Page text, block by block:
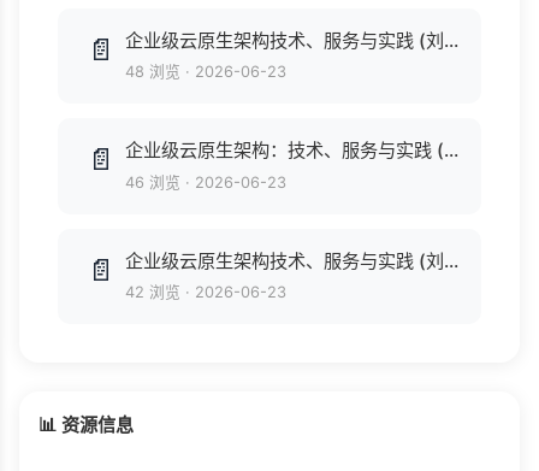
📄 企业级云原生架构技术、服务与实践 (刘景应(四牛)) .epub
48 浏览 · 2026-06-23
📄 企业级云原生架构：技术、服务与实践 (刘景应（四牛）) .pdf
46 浏览 · 2026-06-23
📄 企业级云原生架构技术、服务与实践 (刘景应(四牛)) .epub
42 浏览 · 2026-06-23
📊 资源信息